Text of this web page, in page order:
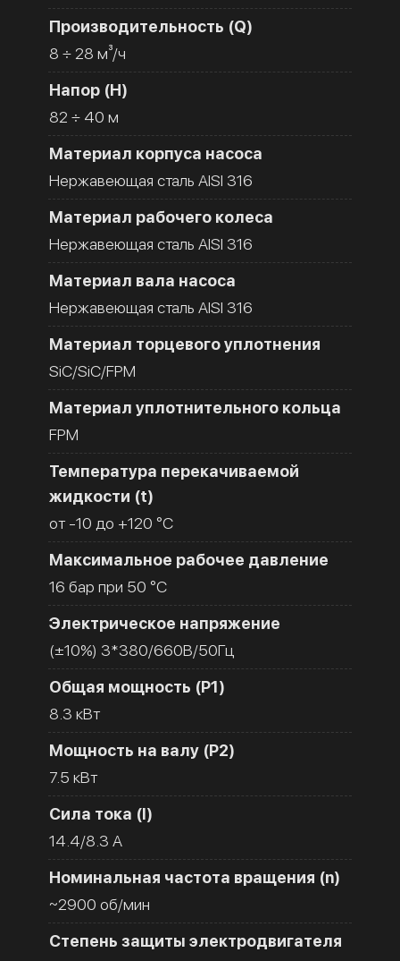
Производительность (Q)
8 ÷ 28 м³/ч
Напор (H)
82 ÷ 40 м
Материал корпуса насоса
Нержавеющая сталь AISI 316
Материал рабочего колеса
Нержавеющая сталь AISI 316
Материал вала насоса
Нержавеющая сталь AISI 316
Материал торцевого уплотнения
SiC/SiC/FPM
Материал уплотнительного кольца
FPM
Температура перекачиваемой
жидкости (t)
от -10 до +120 °C
Максимальное рабочее давление
16 бар при 50 °C
Электрическое напряжение
(±10%) 3*380/660В/50Гц
Общая мощность (Р1)
8.3 кВт
Мощность на валу (Р2)
7.5 кВт
Сила тока (I)
14.4/8.3 A
Номинальная частота вращения (n)
~2900 об/мин
Степень защиты электродвигателя